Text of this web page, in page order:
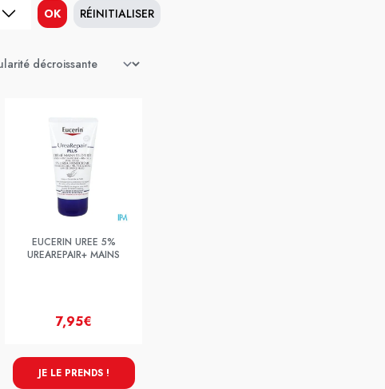
OK RÉINITIALISER
EUCERIN UREE 5%
UREAREPAIR+ MAINS
7,95€
JE LE PRENDS !